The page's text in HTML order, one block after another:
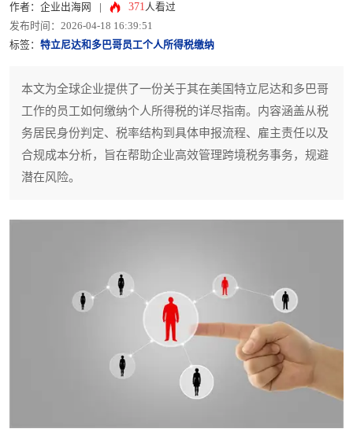
作者：企业出海网 371人看过
发布时间：2026-04-18 16:39:51
标签： 特立尼达和多巴哥员工个人所得税缴纳
本文为全球企业提供了一份关于其在美国特立尼达和多巴哥
工作的员工如何缴纳个人所得税的详尽指南。内容涵盖从税
务居民身份判定、税率结构到具体申报流程、雇主责任以及
合规成本分析，旨在帮助企业高效管理跨境税务事务，规避
潜在风险。